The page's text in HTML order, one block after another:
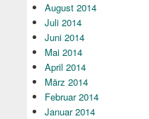
August 2014
Juli 2014
Juni 2014
Mai 2014
April 2014
März 2014
Februar 2014
Januar 2014